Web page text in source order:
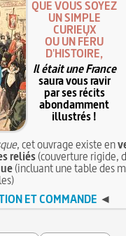
QUE VOUS SOYEZ
UN SIMPLE
CURIEUX
OU UN FÉRU
D'HISTOIRE,
Il était une France
saura vous ravir
par ses récits
abondamment
illustrés !
, cet ouvrage existe en
reliés(couverture rigide,
(incluant une table des
ET COMMANDE ◄